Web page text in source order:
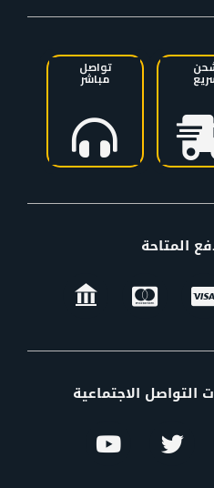
تواصل
مباشر
المتاحة
الاجتماعية